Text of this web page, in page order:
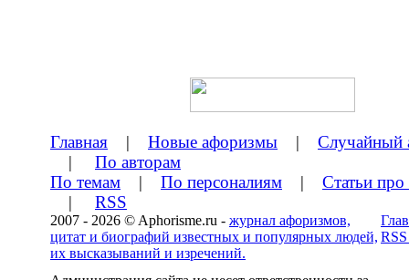
Главная | Новые афоризмы | Случайный
| По авторам
По темам | По персоналиям | Статьи
| RSS
2007 - 2026 © Aphorisme.ru - журнал афоризмов,
цитат и биографий известных и популярных людей,
их высказываний и изречений.